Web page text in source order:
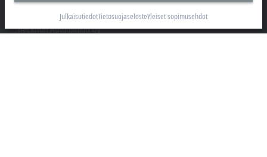
Suomen pääkonttori
Beckhoff Automation Oy
JulkaisutiedotTietosuojaselosteYleiset sopimusehdot